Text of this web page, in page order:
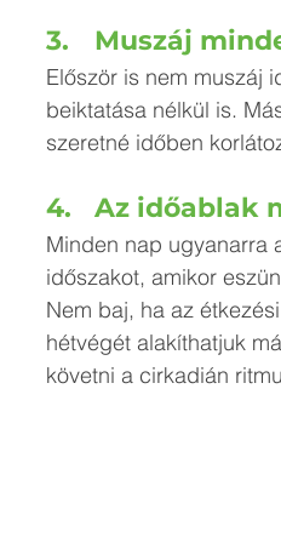
3.	Muszáj
Először is nem muszáj
beiktatása nélkül is.
szeretné időben
4.	Az
Minden nap ugyanarra
időszakot, amikor
Nem baj, ha az
hétvégét alakíthatjuk
követni a cirkadián